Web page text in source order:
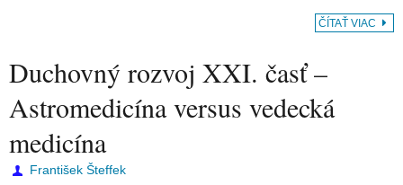
ČÍTAŤ VIAC
Duchovný rozvoj XXI. časť –
Astromedicína versus vedecká
medicína
František Šteffek